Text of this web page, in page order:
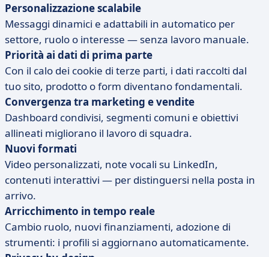
Personalizzazione scalabile
Messaggi dinamici e adattabili in automatico per
settore, ruolo o interesse — senza lavoro manuale.
Priorità ai dati di prima parte
Con il calo dei cookie di terze parti, i dati raccolti dal
tuo sito, prodotto o form diventano fondamentali.
Convergenza tra marketing e vendite
Dashboard condivisi, segmenti comuni e obiettivi
allineati migliorano il lavoro di squadra.
Nuovi formati
Video personalizzati, note vocali su LinkedIn,
contenuti interattivi — per distinguersi nella posta in
arrivo.
Arricchimento in tempo reale
Cambio ruolo, nuovi finanziamenti, adozione di
strumenti: i profili si aggiornano automaticamente.